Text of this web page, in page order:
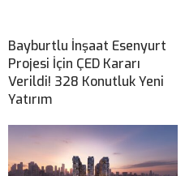
Bayburtlu İnşaat Esenyurt
Projesi İçin ÇED Kararı
Verildi! 328 Konutluk Yeni
Yatırım